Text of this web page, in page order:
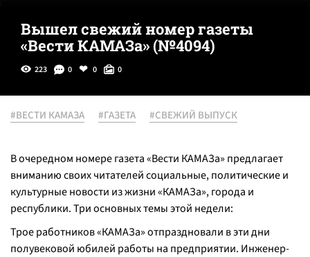
Вышел свежий номер газеты
«Вести КАМАЗа» (№4094)
223 0 0 0
#ВЕСТИ КАМАЗА #ГАЗЕТА #СВЕЖИЙ ВЫПУСК
В очередном номере газета «Вести КАМАЗа» предлагает
вниманию своих читателей социальные, политические и
культурные новости из жизни «КАМАЗа», города и
республики. Три основных темы этой недели:
Трое работников «КАМАЗа» отпраздновали в эти дни
полувековой юбилей работы на предприятии. Инженер-